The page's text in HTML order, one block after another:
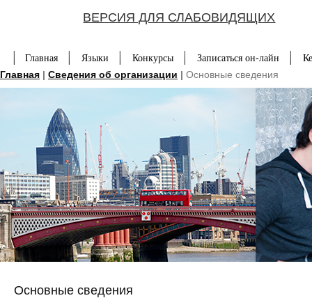
ВЕРСИЯ ДЛЯ СЛАБОВИДЯЩИХ
Главная Языки Конкурсы Записаться он-лайн
Главная | Сведения об организации | Основные сведения
Основные сведения